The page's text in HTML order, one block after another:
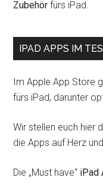
Zubehör fürs iPad.
IPAD APPS IM
Im Apple App Store
fürs iPad, darunter
Wir stellen euch hier
die Apps auf Herz
Die „Must have“ iPad